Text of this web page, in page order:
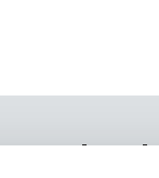
Link utili